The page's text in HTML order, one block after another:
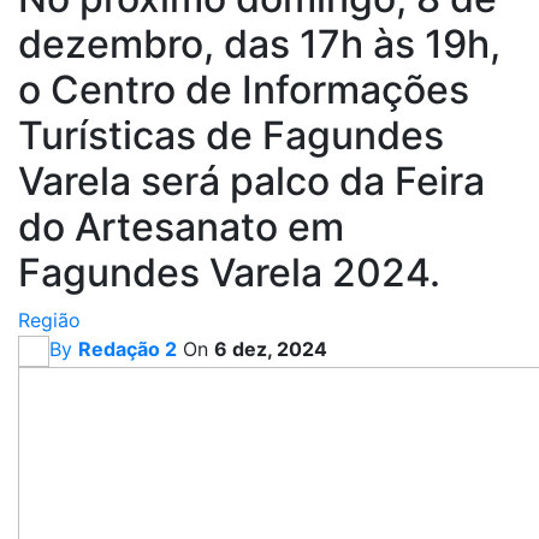
dezembro, das 17h às 19h,
o Centro de Informações
Turísticas de Fagundes
Varela será palco da Feira
do Artesanato em
Fagundes Varela 2024.
Região
By Redação 2 On 6 dez, 2024